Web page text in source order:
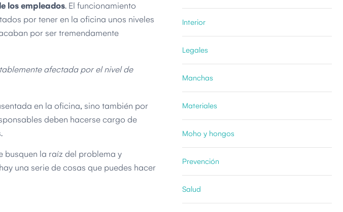
los empleados. El funcionamiento
por tener en la oficina unos niveles
por ser tremendamente
afectada por el nivel de
en la oficina, sino también por
deben hacerse cargo de
busquen la raíz del problema y
una serie de cosas que puedes hacer
Interior
Legales
Manchas
Materiales
Moho y hongos
Prevención
Salud